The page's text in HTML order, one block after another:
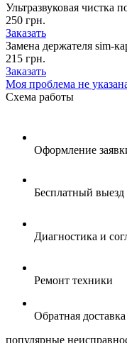
Ультразвуковая чистка
250 грн.
Заказать
Замена держателя sim-
215 грн.
Заказать
Моя проблема не
Схема работы
Оформление
Бесплатный выезд
Диагностика и
Ремонт техники
Обратная доставка
популярные